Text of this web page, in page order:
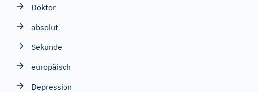
Doktor
absolut
Sekunde
europäisch
Depression